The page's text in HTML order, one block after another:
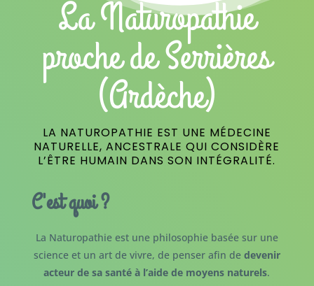
La Naturopathie
proche de Serrières
(Ardèche)
LA NATUROPATHIE EST UNE MÉDECINE
NATURELLE, ANCESTRALE QUI CONSIDÈRE
L’ÊTRE HUMAIN DANS SON INTÉGRALITÉ.
C'est quoi ?
La Naturopathie est une philosophie basée sur une
science et un art de vivre, de penser afin de devenir
acteur de sa santé à l’aide de moyens naturels.